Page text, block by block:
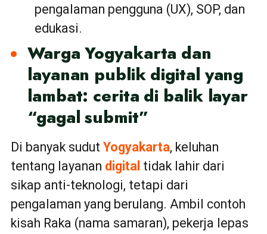
pengalaman pengguna (UX), SOP, dan
edukasi.
Warga Yogyakarta dan
layanan publik digital yang
lambat: cerita di balik layar
“gagal submit”
Di banyak sudut Yogyakarta, keluhan
tentang layanan digital tidak lahir dari
sikap anti-teknologi, tetapi dari
pengalaman yang berulang. Ambil contoh
kisah Raka (nama samaran), pekerja lepas